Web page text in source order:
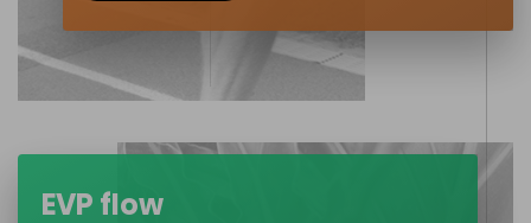
EVP flow